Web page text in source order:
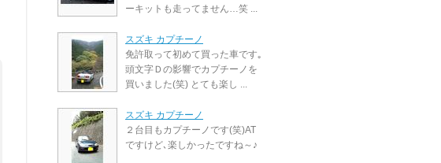
ーキットも走ってません…笑 ...
スズキ カプチーノ
免許取って初めて買った車です｡
頭文字Ｄの影響でカプチーノを
買いました(笑) とても楽し ...
スズキ カプチーノ
２台目もカプチーノです(笑)AT
ですけど､楽しかったですね～♪